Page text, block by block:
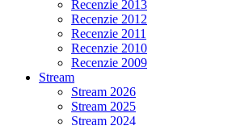
Recenzie 2013
Recenzie 2012
Recenzie 2011
Recenzie 2010
Recenzie 2009
Stream
Stream 2026
Stream 2025
Stream 2024